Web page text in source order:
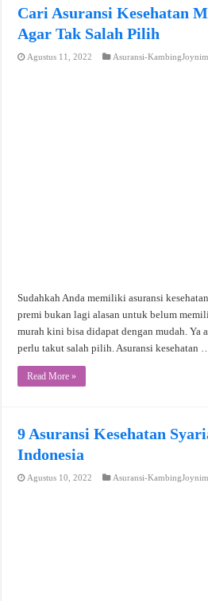
Cari Asuransi Kesehatan
Agar Tak Salah Pilih
Agustus 11, 2022 Asuransi-KambingJoynim
Sudahkah Anda memiliki asuransi
premi bukan lagi alasan untuk belum
murah kini bisa didapat dengan mudah. Ya
perlu takut salah pilih. Asuransi kesehatan
Read More »
9 Asuransi Kesehatan
Indonesia
Agustus 10, 2022 Asuransi-KambingJoynim